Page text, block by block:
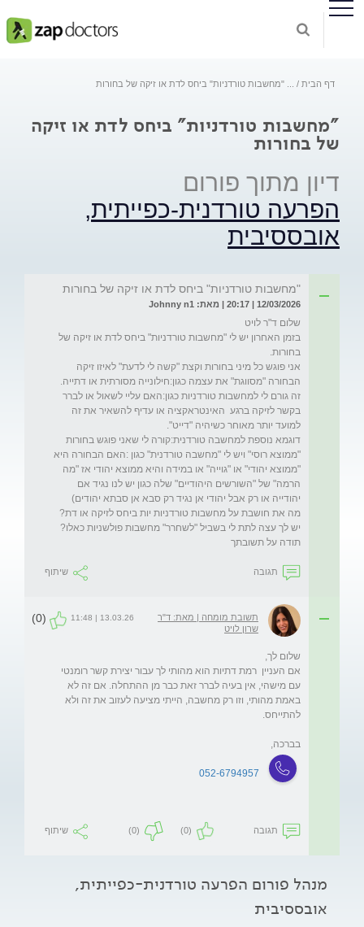
דף הבית "מחשבות טורדניות" ביחס לדת או זיקה של בחורות
"מחשבות טורדניות" ביחס לדת או זיקה
של בחורות
דיון מתוך פורום
הפרעה טורדנית-כפייתית,
אובססיבית
"מחשבות טורדניות" ביחס לדת או זיקה של בחורות
12/03/2026 | 20:17 | מאת: Johnny n1
בזמן האחרון יש לי "מחשבות טורדניות" ביחס לדת או זיקה של
אני פוגש כל מיני בחורות וקצת "קשה לי לדעת" לאיזו זיקה
זה גורם לי למחשבות טורדניות כגון:האם עליי לשאול או לברר
בקשר לזיקה ברגע  האינטראקציה או עדיף להשאיר את זה
דוגמא נוספת למחשבה טורדנית:קורה לי שאני פוגש בחורות
"ממוצא רוסי" ויש לי "מחשבה טורדנית" כגון :האם הבחורה היא
"ממוצא יהודי" או "גוייה" או במידה והיא ממוצא יהודי אז "מה
הרמה" של "השורשים היהודיים" שלה כגון יש לנו נגיד אם
תודה על תשובתך
תגובה שיתוף
תשובת מומחה | מאת: ד"ר
שרון לויט
13.03.26 | 11:48
(0)
אם העניין  רמת דתיות הוא מהותי לך עבור יצירת קשר רומנטי
עם מישהי, אין בעיה לברר זאת כבר מן ההתחלה. אם זה לא
באמת מהותי, וזו רק מחשבה, הייתי מציעה לעזוב את זה ולא
בברכה,
052-6794957
תגובה (0)
(0) שיתוף
מנהל פורום הפרעה טורדנית-כפייתית,
אובססיבית